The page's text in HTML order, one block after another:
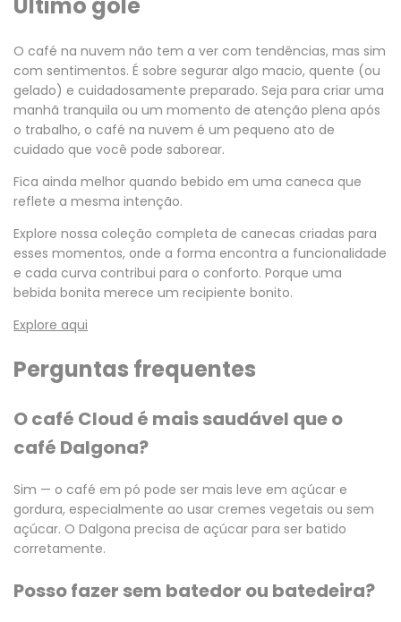
O café na nuvem não tem a ver com tendências, mas sim
com sentimentos. É sobre segurar algo macio, quente (ou
gelado) e cuidadosamente preparado. Seja para criar uma
manhã tranquila ou um momento de atenção plena após
o trabalho, o café na nuvem é um pequeno ato de
cuidado que você pode saborear.
Fica ainda melhor quando bebido em uma caneca que
reflete a mesma intenção.
Explore nossa coleção completa de canecas criadas para
esses momentos, onde a forma encontra a funcionalidade
e cada curva contribui para o conforto. Porque uma
bebida bonita merece um recipiente bonito.
Explore aqui
Perguntas frequentes
O café Cloud é mais saudável que o
café Dalgona?
Sim — o café em pó pode ser mais leve em açúcar e
gordura, especialmente ao usar cremes vegetais ou sem
açúcar. O Dalgona precisa de açúcar para ser batido
corretamente.
Posso fazer sem batedor ou batedeira?